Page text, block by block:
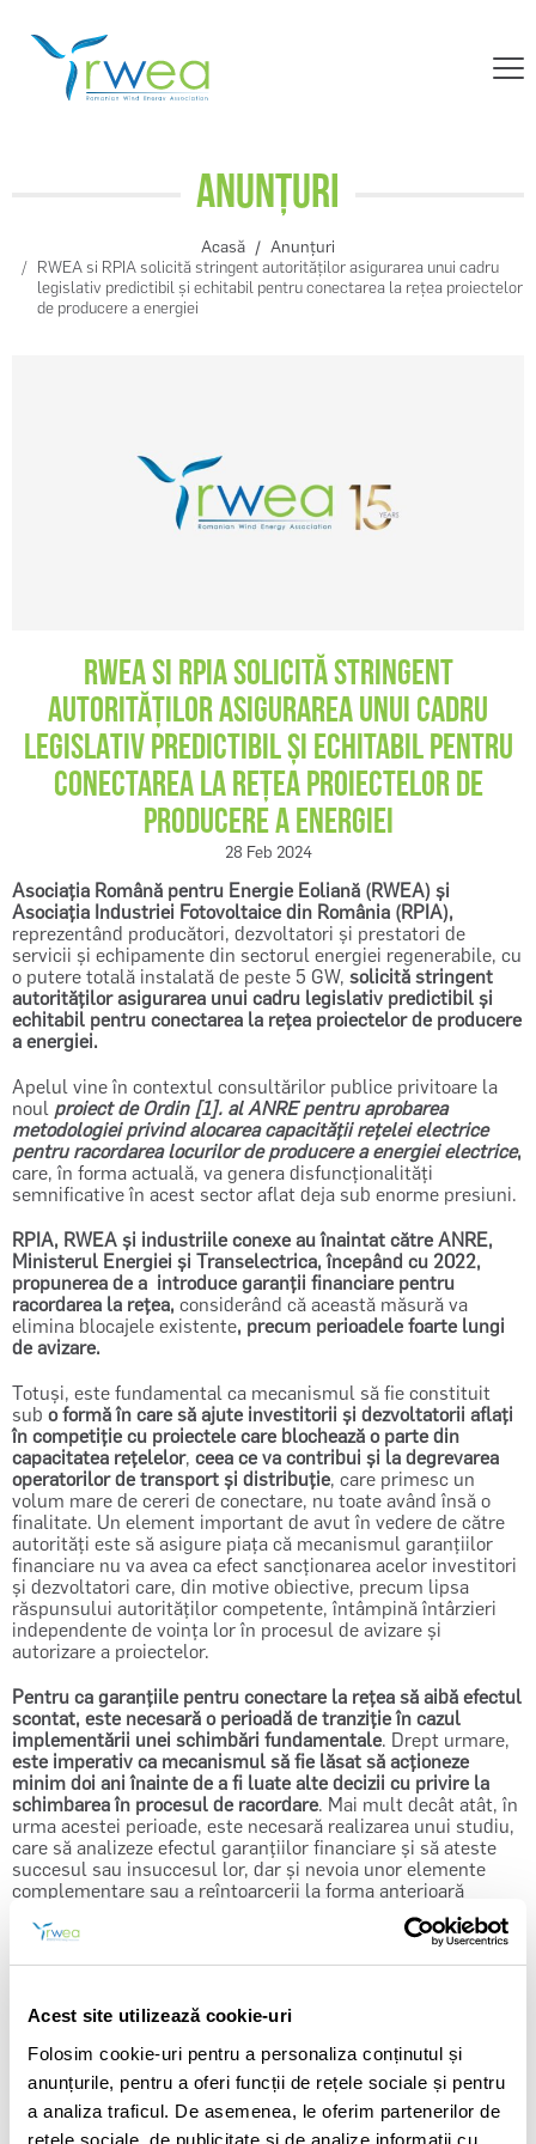
Acest site utilizează cookie-uri
Folosim cookie-uri pentru a personaliza conținutul și
anunțurile, pentru a oferi funcții de rețele sociale și pentru
a analiza traficul. De asemenea, le oferim partenerilor de
rețele sociale, de publicitate și de analize informații cu
REGISTER
Anunțuri
Acasă
Anunțuri
RWEA si RPIA solicită stringent autorităților asigurarea unui cadru
legislativ predictibil și echitabil pentru conectarea la rețea proiectelor
de producere a energiei
RWEA SI RPIA SOLICITĂ STRINGENT
AUTORITĂȚILOR ASIGURAREA UNUI CADRU
LEGISLATIV PREDICTIBIL ȘI ECHITABIL PENTRU
CONECTAREA LA REȚEA PROIECTELOR DE
PRODUCERE A ENERGIEI
28 Feb 2024
Asociația Română pentru Energie Eoliană (RWEA) și
Asociația Industriei Fotovoltaice din România (RPIA),
reprezentând producători, dezvoltatori și prestatori de
servicii și echipamente din sectorul energiei regenerabile, cu
o putere totală instalată de peste 5 GW, solicită stringent
autorităților asigurarea unui cadru legislativ predictibil și
echitabil pentru conectarea la rețea proiectelor de producere
a energiei.
Apelul vine în contextul consultărilor publice privitoare la
noul proiect de Ordin [1]. al ANRE pentru aprobarea
metodologiei privind alocarea capacității rețelei electrice
pentru racordarea locurilor de producere a energiei electrice,
care, în forma actuală, va genera disfuncționalități
semnificative în acest sector aflat deja sub enorme presiuni.
RPIA, RWEA și industriile conexe au înaintat către ANRE,
Ministerul Energiei și Transelectrica, începând cu 2022,
propunerea de a introduce garanții financiare pentru
racordarea la rețea, considerând că această măsură va
elimina blocajele existente, precum perioadele foarte lungi
de avizare.
Totuși, este fundamental ca mecanismul să fie constituit
sub o formă în care să ajute investitorii și dezvoltatorii aflați
în competiție cu proiectele care blochează o parte din
capacitatea rețelelor, ceea ce va contribui și la degrevarea
operatorilor de transport și distribuție, care primesc un
volum mare de cereri de conectare, nu toate având însă o
finalitate. Un element important de avut în vedere de către
autorități este să asigure piața că mecanismul garanțiilor
financiare nu va avea ca efect sancționarea acelor investitori
și dezvoltatori care, din motive obiective, precum lipsa
răspunsului autorităților competente, întâmpină întârzieri
independente de voința lor în procesul de avizare și
autorizare a proiectelor.
Pentru ca garanțiile pentru conectare la rețea să aibă efectul
scontat, este necesară o perioadă de tranziție în cazul
implementării unei schimbări fundamentale. Drept urmare,
este imperativ ca mecanismul să fie lăsat să acționeze
minim doi ani înainte de a fi luate alte decizii cu privire la
schimbarea în procesul de racordare. Mai mult decât atât, în
urma acestei perioade, este necesară realizarea unui studiu,
care să analizeze efectul garanțiilor financiare și să ateste
succesul sau insuccesul lor, dar și nevoia unor elemente
complementare sau a reîntoarcerii la forma anterioară
Introducerea prematură a unor măsuri
adiționale, precum licitațiile pentru capacități
, conform
afecteze investițiile. Un astfel de mecanism, radical diferit
de reglementările în vigoare, va avea un impact considerabil
asupra materializării proiectelor existente, conducând la
întârzieri, și, inclusiv, la abandonarea lor, ceea ce poate
afecta ireparabil atingerea țintelor de neutralitate climatică
asumate de România.